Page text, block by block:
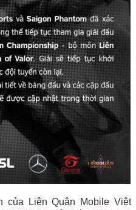
của Liên Quân Mobile Việt